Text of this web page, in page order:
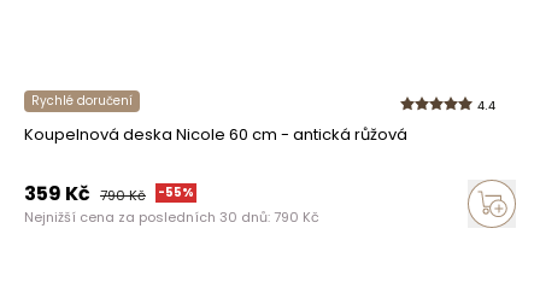
Rychlé doručení 4.4
Koupelnová deska Nicole 60 cm - antická růžová
359 Kč 790Kč -55%
Nejnižší cena za posledních 30 dnů: 790 Kč